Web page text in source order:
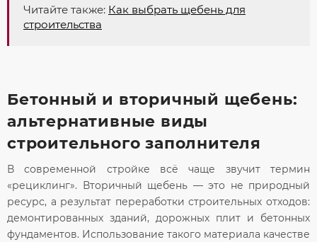
Читайте также: Как выбрать щебень для
строительства
Бетонный и вторичный щебень:
альтернативные виды
строительного заполнителя
В современной стройке всё чаще звучит термин
«рециклинг». Вторичный щебень — это не природный
ресурс, а результат переработки строительных отходов:
демонтированных зданий, дорожных плит и бетонных
фундаментов. Использование такого материала качестве